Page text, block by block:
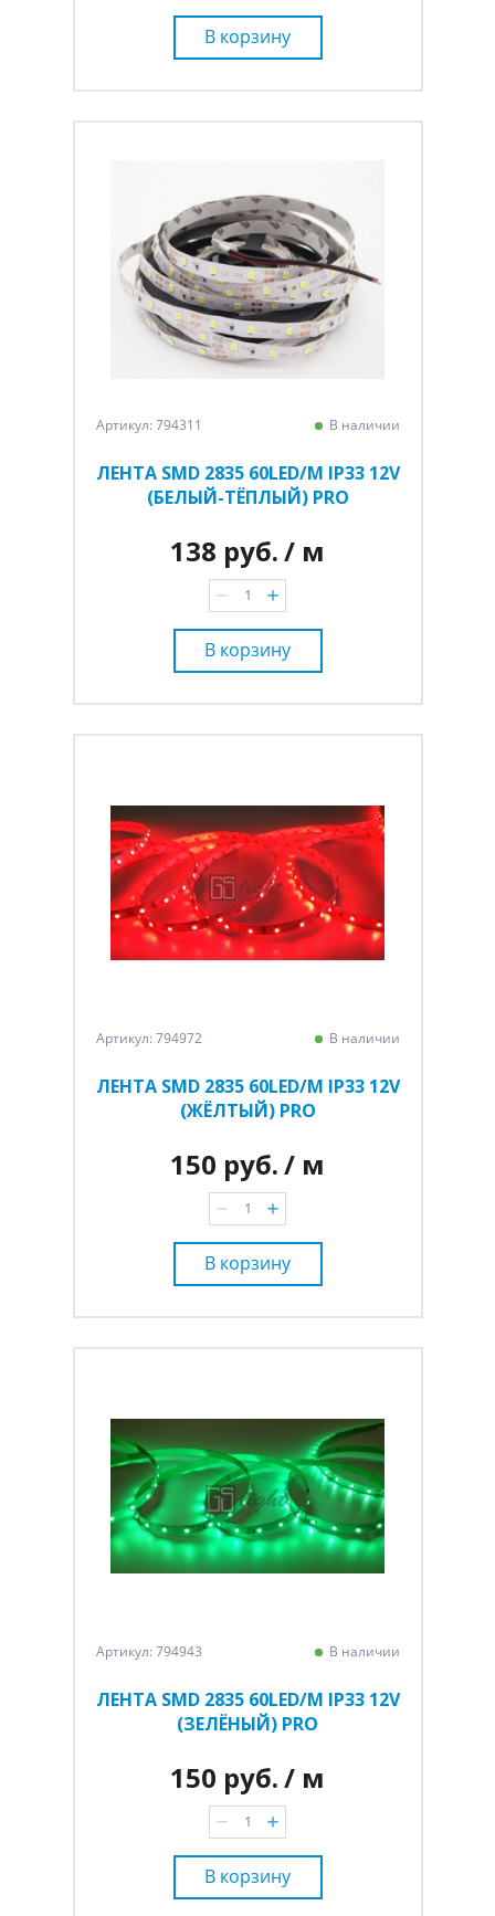
В корзину
Артикул: 794311 В наличии
ЛЕНТА SMD 2835 60LED/M IP33 12V
(БЕЛЫЙ-ТЁПЛЫЙ) PRO
138 руб./ м
В корзину
Артикул: 794972 В наличии
ЛЕНТА SMD 2835 60LED/M IP33 12V
(ЖЁЛТЫЙ) PRO
150 руб./ м
В корзину
Артикул: 794943 В наличии
ЛЕНТА SMD 2835 60LED/M IP33 12V
(ЗЕЛЁНЫЙ) PRO
150 руб./ м
В корзину